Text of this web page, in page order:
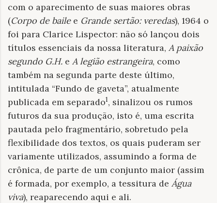
com o aparecimento de suas maiores obras
(Corpo de bailee Grande sertão: veredas), 1964 o
foi para Clarice Lispector: não só lançou dois
títulos essenciais da nossa literatura, A paixão
segundo G.H. e A legião estrangeira, como
também na segunda parte deste último,
intitulada “Fundo de gaveta”, atualmente
publicada em separado1, sinalizou os rumos
futuros da sua produção, isto é, uma escrita
pautada pelo fragmentário, sobretudo pela
flexibilidade dos textos, os quais puderam ser
variamente utilizados, assumindo a forma de
crônica, de parte de um conjunto maior (assim
é formada, por exemplo, a tessitura de Água
viva), reaparecendo aqui e ali.